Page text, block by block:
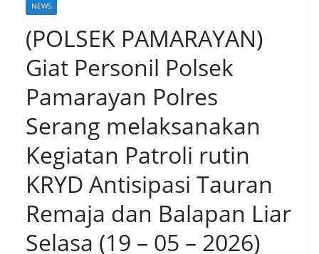
NEWS
(POLSEK PAMARAYAN)
Giat Personil Polsek
Pamarayan Polres
Serang melaksanakan
Kegiatan Patroli rutin
KRYD Antisipasi Tauran
Remaja dan Balapan Liar
Selasa (19 – 05 – 2026)